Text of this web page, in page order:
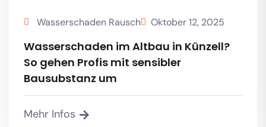
Wasserschaden Rausch Oktober 12, 2025
Wasserschaden im Altbau in Künzell?
So gehen Profis mit sensibler
Bausubstanz um
Mehr Infos